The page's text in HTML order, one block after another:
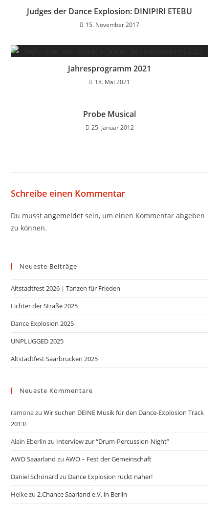
Judges der Dance Explosion: DINIPIRI ETEBU
15. November 2017
Jahresprogramm 2021
18. Mai 2021
Probe Musical
25. Januar 2012
Schreibe einen Kommentar
Du musstangemeldet sein, um einen Kommentar abgeben
zu können.
Neueste Beiträge
Altstadtfest 2026 | Tanzen für Frieden
Lichter der Straße 2025
Dance Explosion 2025
UNPLUGGED 2025
Altstadtfest Saarbrücken 2025
Neueste Kommentare
ramonazuWir suchen DEINE Musik für den Dance-Explosion Track
2013!
Alain Eberlin zu Interview zur “Drum-Percussion-Night”
AWO Saaarland zuAWO – Fest der Gemeinschaft
Daniel Schonard zu Dance Explosion rückt näher!
Heikezu2.Chance Saarland e.V. in Berlin